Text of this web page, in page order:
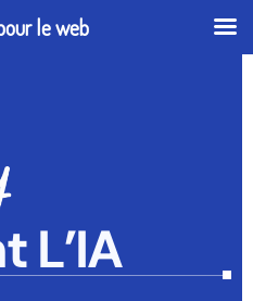
L’IA
le web